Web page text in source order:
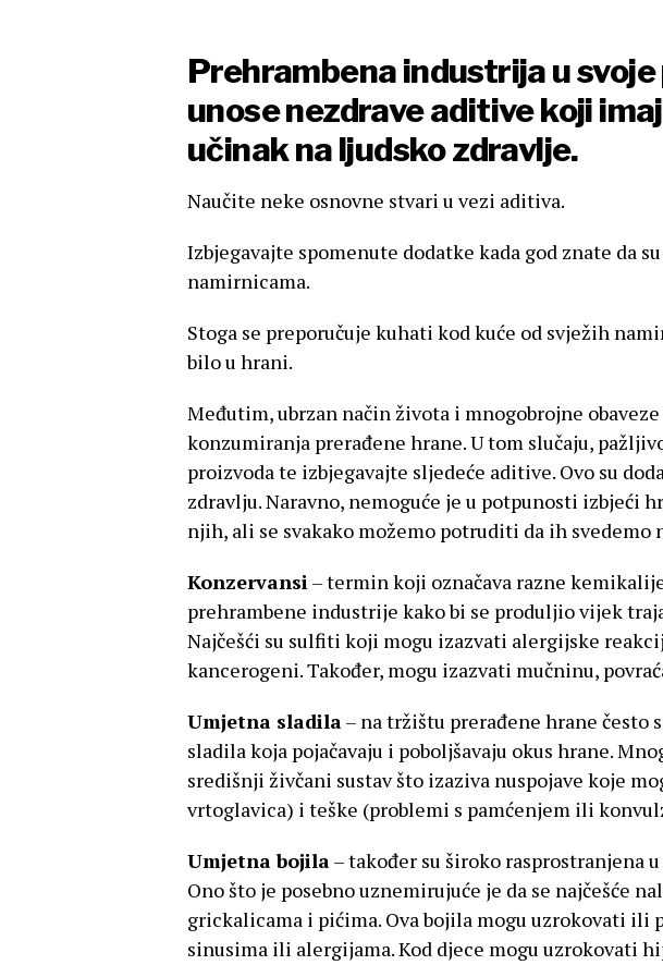
Prehrambena industrija u
unose nezdrave aditive koji
učinak na ljudsko zdravlje.
Naučite neke osnovne stvari u vezi aditiva.
Izbjegavajte spomenute dodatke kada god znate da
namirnicama.
Stoga se preporučuje kuhati kod kuće od svježih
bilo u hrani.
Međutim, ubrzan način života i mnogobrojne obaveze
konzumiranja prerađene hrane. U tom slučaju,
proizvoda te izbjegavajte sljedeće aditive. Ovo su
zdravlju. Naravno, nemoguće je u potpunosti izbjeći
njih, ali se svakako možemo potruditi da ih svedemo
Konzervansi– termin koji označava razne
prehrambene industrije kako bi se produljio vijek
Najčešći su sulfiti koji mogu izazvati alergijske
kancerogeni. Također, mogu izazvati mučninu,
Umjetna sladila– na tržištu prerađene hrane često
sladila koja pojačavaju i poboljšavaju okus hrane.
središnji živčani sustav što izaziva nuspojave koje
vrtoglavica) i teške (problemi s pamćenjem ili
Umjetna bojila– također su široko rasprostranjena
Ono što je posebno uznemirujuće je da se najčešće
grickalicama i pićima. Ova bojila mogu uzrokovati ili
sinusima ili alergijama. Kod djece mogu uzrokovati